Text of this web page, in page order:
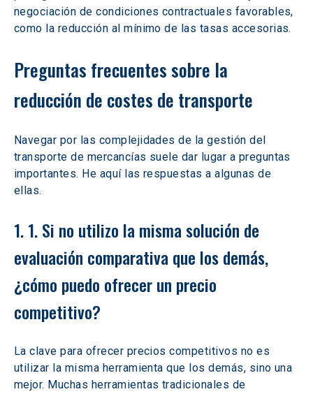
negociación de condiciones contractuales favorables,
como la reducción al mínimo de las tasas accesorias.
Preguntas frecuentes sobre la
reducción de costes de transporte
Navegar por las complejidades de la gestión del
transporte de mercancías suele dar lugar a preguntas
importantes. He aquí las respuestas a algunas de
ellas.
1. 1. Si no utilizo la misma solución de
evaluación comparativa que los demás,
¿cómo puedo ofrecer un precio
competitivo?
La clave para ofrecer precios competitivos no es
utilizar la misma herramienta que los demás, sino una
mejor. Muchas herramientas tradicionales de